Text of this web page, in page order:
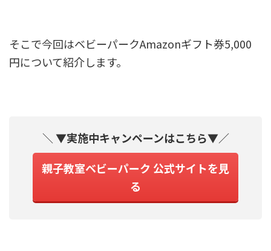
そこで今回はベビーパークAmazonギフト券5,000
円について紹介します。
＼ ▼実施中キャンペーンはこちら▼／
親子教室ベビーパーク 公式サイトを見
る